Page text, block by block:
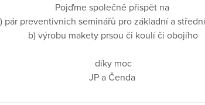
Pojďme společně přispět na
pár preventivnich seminářů pro základní a
b) výrobu makety prsou či koulí či obojího
díky moc
JP a Čenda